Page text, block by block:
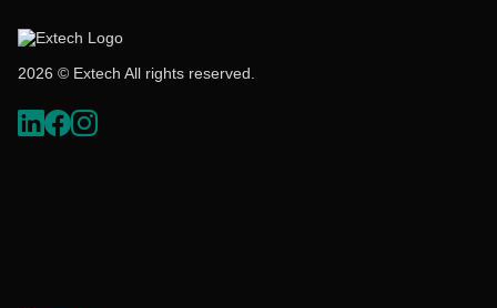
2026 © Extech All rights reserved.